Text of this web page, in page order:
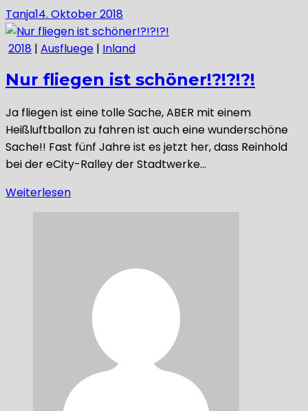
Tanja14. Oktober 2018
2018 | Ausfluege | Inland
Nur fliegen ist schöner!?!?!?!
Ja fliegen ist eine tolle Sache, ABER mit einem
Heißluftballon zu fahren ist auch eine wunderschöne
Sache!! Fast fünf Jahre ist es jetzt her, dass Reinhold
bei der eCity-Ralley der Stadtwerke…
Weiterlesen